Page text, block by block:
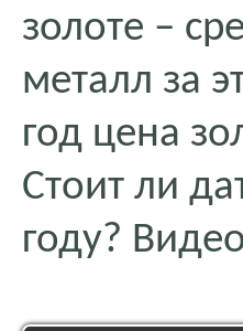
золоте –
металл за
год цена
Стоит ли
году?